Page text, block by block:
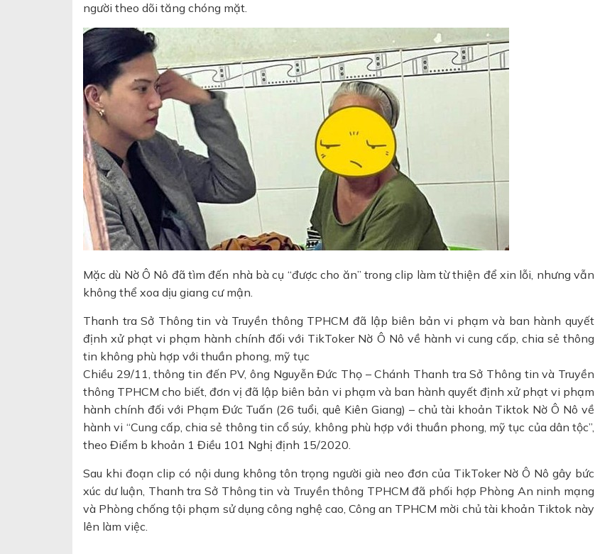
người theo dõi tăng chóng mặt.
Mặc dù Nờ Ô Nô đã tìm đến nhà bà cụ “được cho ăn” trong clip làm từ thiện để xin lỗi, nhưng vẫn
không thể xoa dịu giang cư mận.
Thanh tra Sở Thông tin và Truyền thông TPHCM đã lập biên bản vi phạm và ban hành quyết
định xử phạt vi phạm hành chính đối với TikToker Nờ Ô Nô về hành vi cung cấp, chia sẻ thông
tin không phù hợp với thuần phong, mỹ tục
Chiều 29/11, thông tin đến PV, ông Nguyễn Đức Thọ – Chánh Thanh tra Sở Thông tin và Truyền
thông TPHCM cho biết, đơn vị đã lập biên bản vi phạm và ban hành quyết định xử phạt vi phạm
hành chính đối với Phạm Đức Tuấn (26 tuổi, quê Kiên Giang) – chủ tài khoản Tiktok Nờ Ô Nô về
hành vi “Cung cấp, chia sẻ thông tin cổ súy, không phù hợp với thuần phong, mỹ tục của dân tộc”,
theo Điểm b khoản 1 Điều 101 Nghị định 15/2020.
Sau khi đoạn clip có nội dung không tôn trọng người già neo đơn của TikToker Nờ Ô Nô gây bức
xúc dư luận, Thanh tra Sở Thông tin và Truyền thông TPHCM đã phối hợp Phòng An ninh mạng
và Phòng chống tội phạm sử dụng công nghệ cao, Công an TPHCM mời chủ tài khoản Tiktok này
lên làm việc.